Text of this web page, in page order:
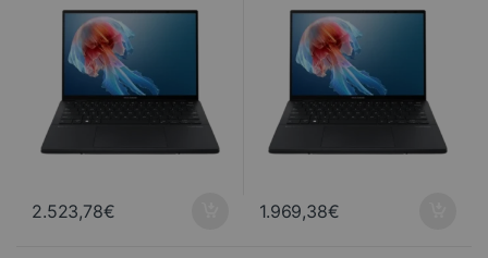
11 Home
2.523,78€
11 Pro
1.969,38€